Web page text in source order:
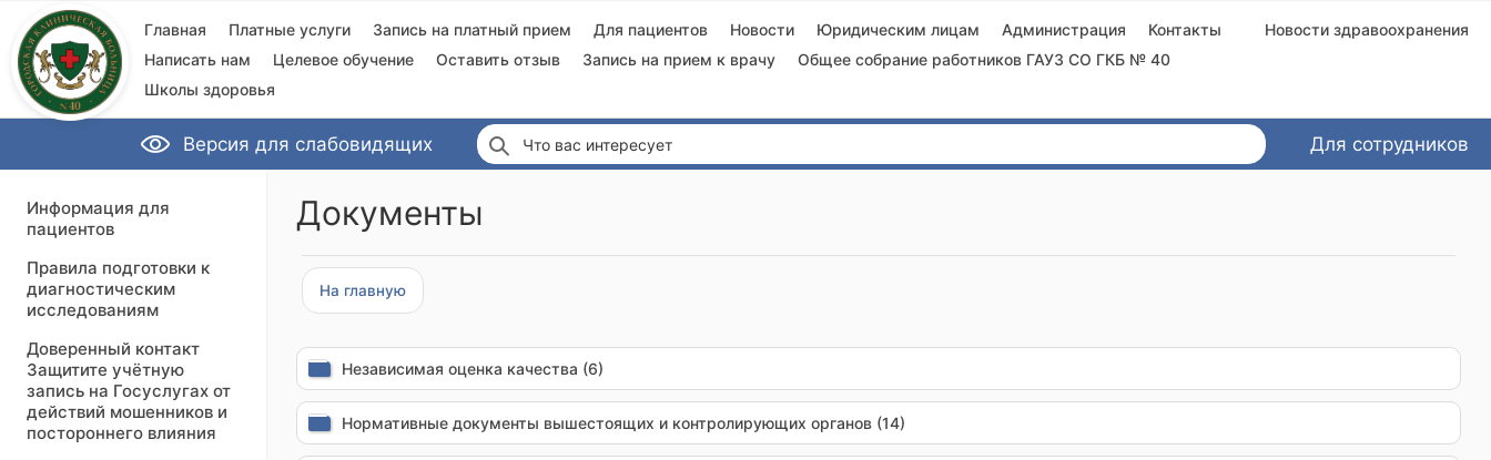
Главная Платные услуги Запись на платный прием Для пациентов Новости Юридическим лицам Администрация
Контакты
Написать нам
Целевое обучение Оставить отзыв Запись на прием к врачу
Общее собрание работников ГАУЗ СО ГКБ № 40
Школы здоровья
Новости здравоохранения
Версия для слабовидящих Что вас интересует Для сотрудников
Информация для
пациентов
Правила подготовки к
диагностическим
исследованиям
Доверенный контакт
Защитите учётную
запись на Госуслугах от
действий мошенников и
постороннего влияния
Документы
На главную
Независимая оценка качества (6)
Нормативные документы вышестоящих и контролирующих органов (14)